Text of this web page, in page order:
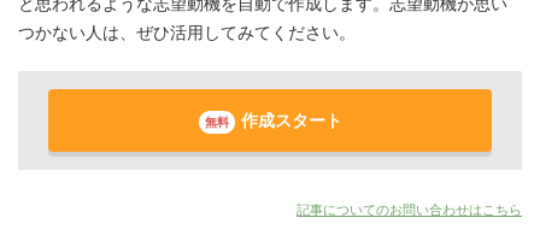
と思われるような志望動機を自動で作成します。志望動機が思い
つかない人は、ぜひ活用してみてください。
無料 作成スタート
記事についてのお問い合わせはこちら